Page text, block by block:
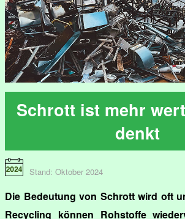
Schrott ist mehr
denkt
Stand: Oktober 2024
Die Bedeutung von Schrott wird oft
Recycling können Rohstoffe